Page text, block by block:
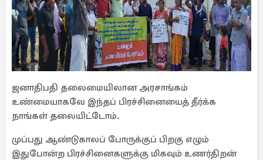
ஜனாதிபதி தலைமையிலான அரசாங்கம்
உண்மையாகவே இந்தப் பிரச்சினையைத் தீர்க்க
நாங்கள் தலையிட்டோம்.
முப்பது ஆண்டுகாலப் போருக்குப் பிறகு எழும்
இதுபோன்ற பிரச்சினைகளுக்கு மிகவும் உணர்திறன்